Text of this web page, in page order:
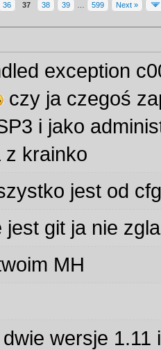
36 37 38 39 599 Next »
exception
czy ja czegoś
i jako
z krainko
jest od
jest git ja nie
MH
wersje 1.11